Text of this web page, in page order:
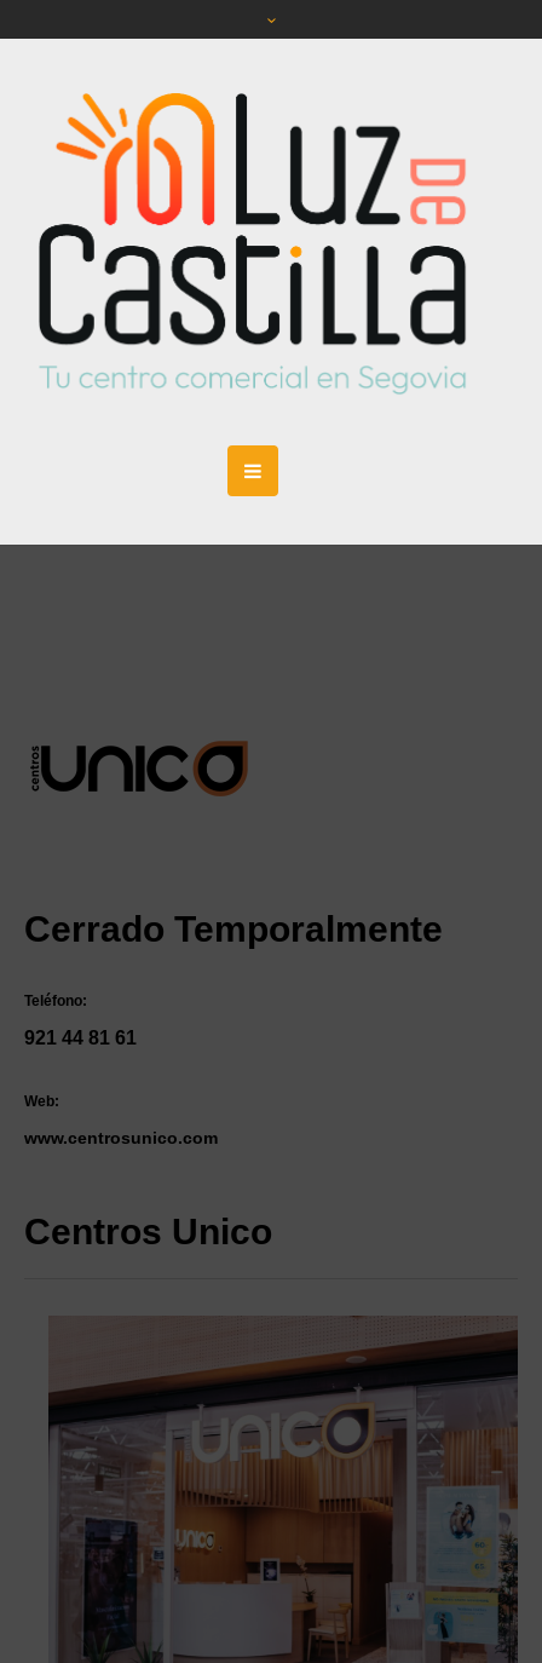
Cerrado Temporalmente
Teléfono:
921 44 81 61
Web:
www.centrosunico.com
Centros Unico